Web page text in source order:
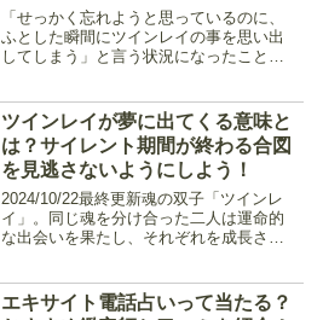
「せっかく忘れようと思っているのに、
ふとした瞬間にツインレイの事を思い出
してしまう」と言う状況になったことは
ト期間などの試練の最中、「このまま諦
めよう」と思った時に必ず...
ツインレイが夢に出てくる意味と
は？サイレント期間が終わる合図
を見逃さないようにしよう！
2024/10/22最終更新魂の双子「ツインレ
イ」。同じ魂を分け合った二人は運命的
な出会いを果たし、それぞれを成長させ
はお互いに連絡が取れない状況が続き、
距離的にも大き...
エキサイト電話占いって当たる？